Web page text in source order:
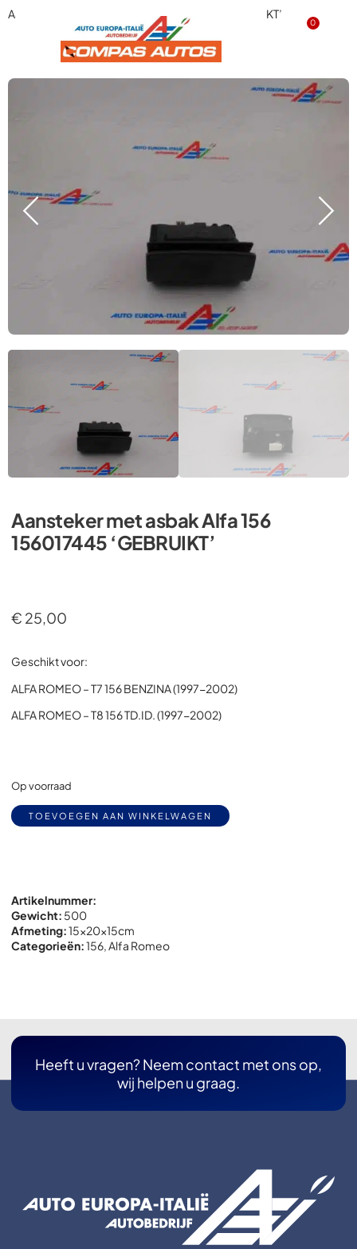
0
Aansteker met asbak Alfa 156 156017445 ‘GEBRUIKT’
Aansteker met asbak Alfa 156
156017445 ‘GEBRUIKT’
€ 25,00
Geschikt voor:
ALFA ROMEO – T7 156 BENZINA (1997-2002)
ALFA ROMEO – T8 156 TD.ID. (1997-2002)
Op voorraad
TOEVOEGEN AAN WINKELWAGEN
Artikelnummer:
Gewicht: 500
Afmeting:15x20x15cm
Categorieën:156,Alfa Romeo
Heeft u vragen? Neem contact met ons op,
wij helpen u graag.